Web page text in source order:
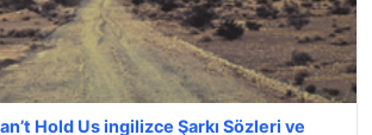
Hold Us ingilizce Şarkı Sözleri ve